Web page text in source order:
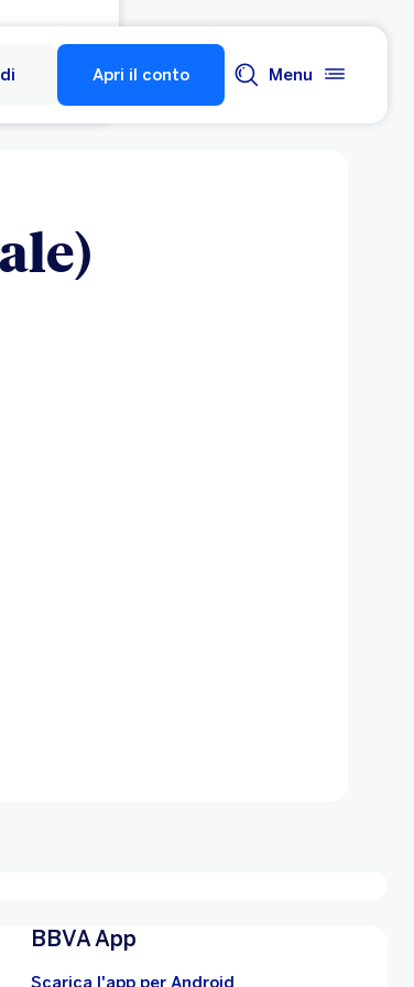
Apri il conto Menu
BBVA App
Scarica l'app per Android